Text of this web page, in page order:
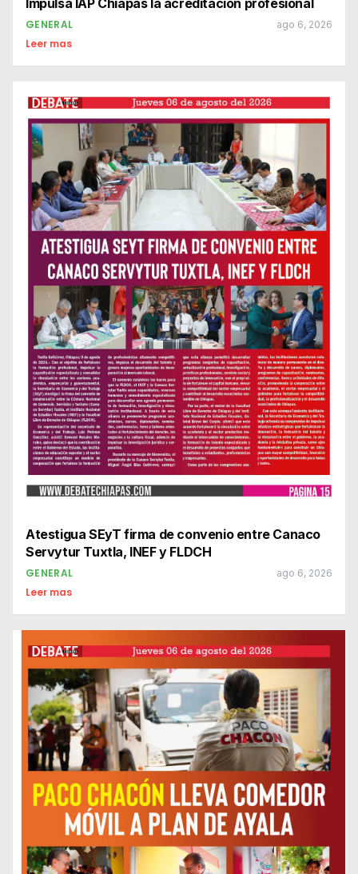
Impulsa IAP Chiapas la acreditación profesional
GENERAL ago 6, 2026
Leer mas
Atestigua SEyT firma de convenio entre Canaco
Servytur Tuxtla, INEF y FLDCH
GENERAL ago 6, 2026
Leer mas